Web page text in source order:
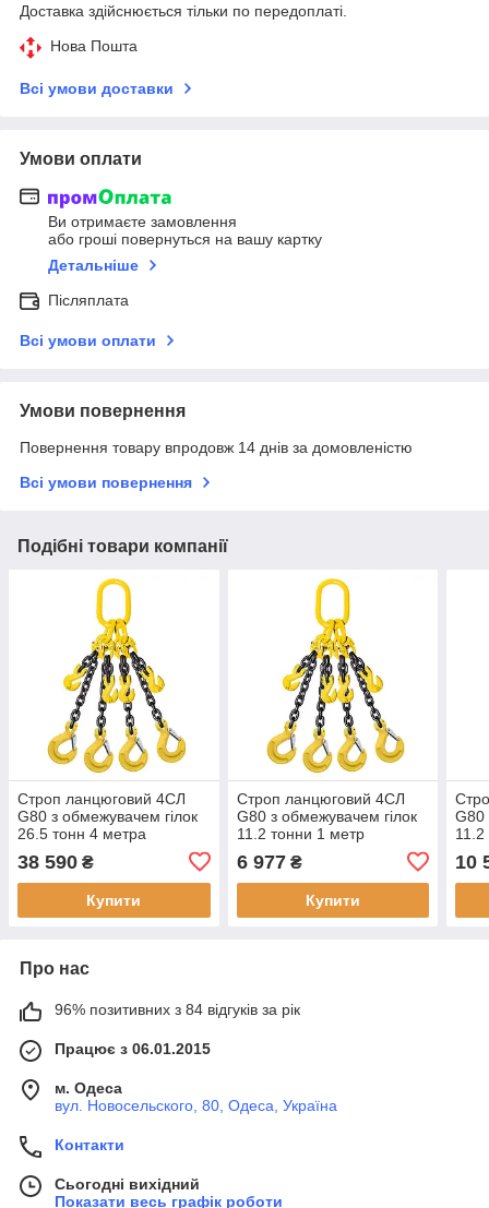
Доставка здійснюється тільки по передоплаті.
Нова Пошта
Всі умови доставки
Умови оплати
Ви отримаєте замовлення
або гроші повернуться на вашу картку
Детальніше
Післяплата
Всі умови оплати
Умови повернення
Повернення товару впродовж 14 днів за домовленістю
Всі умови повернення
Подібні товари компанії
Строп ланцюговий 4СЛ
G80 з обмежувачем гілок
26.5 тонн 4 метра
38 590 ₴
Купити
Строп ланцюговий 4СЛ
G80 з обмежувачем гілок
11.2 тонни 1 метр
6 977₴
Купити
G80
10
Про нас
96% позитивних з 84 відгуків за рік
Працює з 06.01.2015
м. Одеса
вул. Новосельского, 80, Одеса, Україна
Контакти
Сьогодні вихідний
Показати весь графік роботи